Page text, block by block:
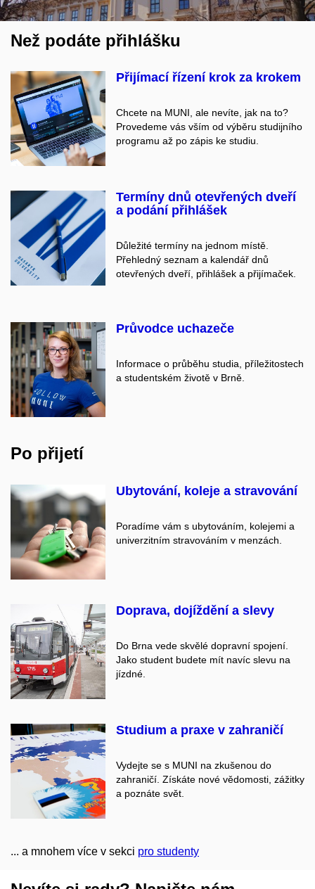
Než podáte přihlášku
Přijímací řízení krok za krokem
Chcete na MUNI, ale nevíte, jak na to?
Provedeme vás vším od výběru studijního
programu až po zápis ke studiu.
Termíny dnů otevřených dveří
a podání přihlášek
Důležité termíny na jednom místě.
Přehledný seznam a kalendář dnů
otevřených dveří, přihlášek a přijímaček.
Průvodce uchazeče
Informace o průběhu studia, příležitostech
a studentském životě v Brně.
Po přijetí
Ubytování, koleje a stravování
Poradíme vám s ubytováním, kolejemi a
univerzitním stravováním v menzách.
Doprava, dojíždění a slevy
Do Brna vede skvělé dopravní spojení.
Jako student budete mít navíc slevu na
jízdné.
Studium a praxe v zahraničí
Vydejte se s MUNI na zkušenou do
zahraničí. Získáte nové vědomosti, zážitky
a poznáte svět.
... a mnohem více v sekci pro studenty